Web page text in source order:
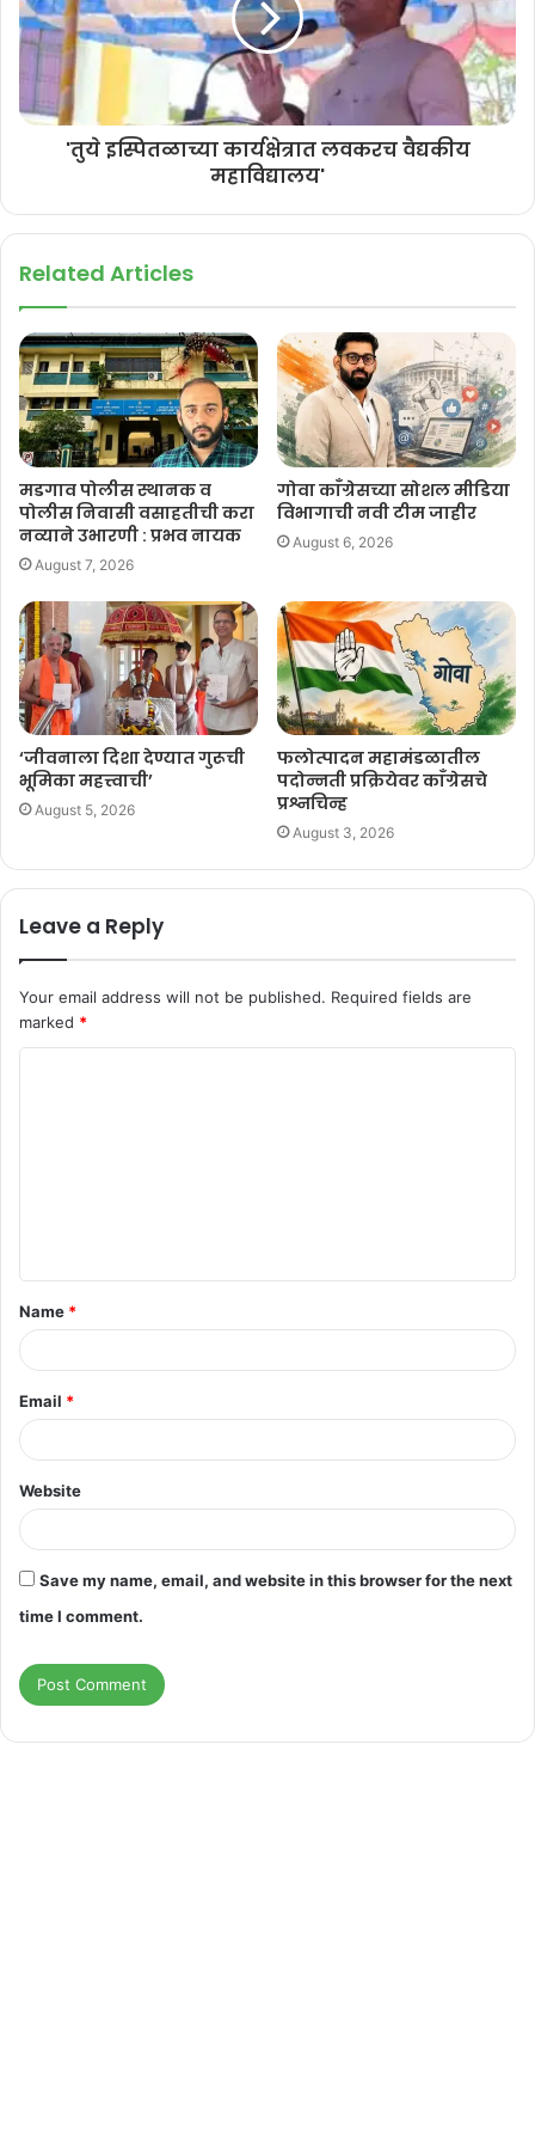
'तुये इस्पितळाच्या कार्यक्षेत्रात लवकरच वैद्यकीय
महाविद्यालय'
Related Articles
मडगाव पोलीस स्थानक व
पोलीस निवासी वसाहतीची करा
नव्याने उभारणी : प्रभव नायक
August 7, 2026
गोवा काँग्रेसच्या सोशल मीडिया
विभागाची नवी टीम जाहीर
August 6, 2026
‘जीवनाला दिशा देण्यात गुरूची
भूमिका महत्त्वाची’
August 5, 2026
फलोत्पादन महामंडळातील
पदोन्नती प्रक्रियेवर काँग्रेसचे
प्रश्नचिन्ह
August 3, 2026
Leave a Reply
Your email address will not be published. Required fields are
marked *
t
*
Name *
Email *
Website
Save my name, email, and website in this browser for the next
time I comment.